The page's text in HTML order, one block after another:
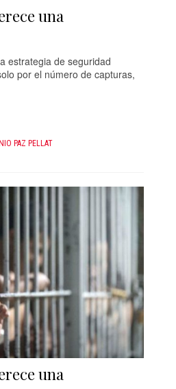
una
estrategia de seguridad
por el número de capturas,
PAZ PELLAT
una